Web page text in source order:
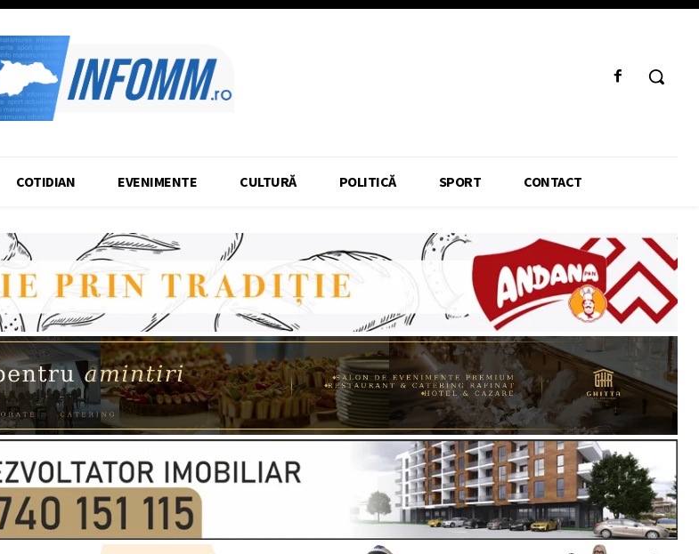
COTIDIAN EVENIMENTE CULTURĂ POLITICĂ SPORT CONTACT